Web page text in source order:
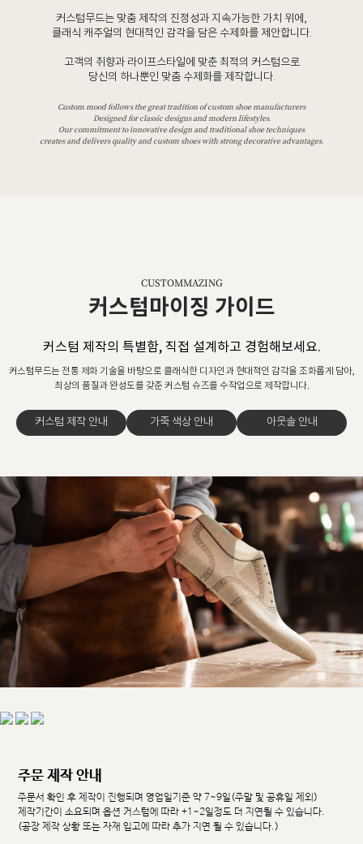
커스텀무드는 맞춤 제작의 진정성과 지속가능한 가치 위에,
클래식 캐주얼의 현대적인 감각을 담은 수제화를 제안합니다.
고객의 취향과 라이프스타일에 맞춘 최적의 커스텀으로
당신의 하나뿐인 맞춤 수제화를 제작합니다.
Custom mood follows the great tradition of custom shoe manufacturers
Designed for classic designs and modern lifestyles.
Our commitment to innovative design and traditional shoe techniques
creates and delivers quality and custom shoes with strong decorative advantages.
CUSTOMMAZING
커스텀마이징 가이드
커스텀 제작의 특별함, 직접 설계하고 경험해보세요.
커스텀무드는 전통 제화 기술을 바탕으로 클래식한 디자인과 현대적인 감각을 조화롭게 담아,
최상의 품질과 완성도를 갖춘 커스텀 슈즈를 수작업으로 제작합니다.
커스텀 제작 안내 가죽 색상 안내 아웃솔 안내
주문 제작 안내
주문서 확인 후 제작이 진행되며 영업일기준 약 7~9일(주말 및 공휴일 제외)
제작기간이 소요되며 옵션 커스텀에 따라 +1~2일정도 더 지연될 수 있습니다.
(공장 제작 상황 또는 자재 입고에 따라 추가 지연 될 수 있습니다.)